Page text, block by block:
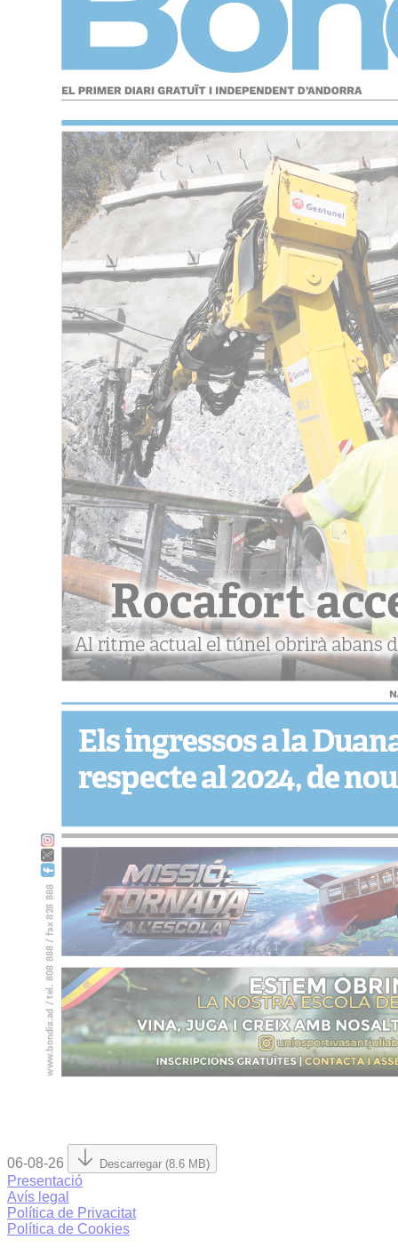
06-08-26 Descarregar (8.6 MB)
Presentació
Avís legal
Política de Privacitat
Política de Cookies